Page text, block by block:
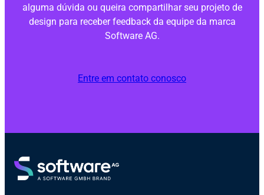
alguma dúvida ou queira compartilhar seu projeto de
design para receber feedback da equipe da marca
Software AG.
Entre em contato conosco